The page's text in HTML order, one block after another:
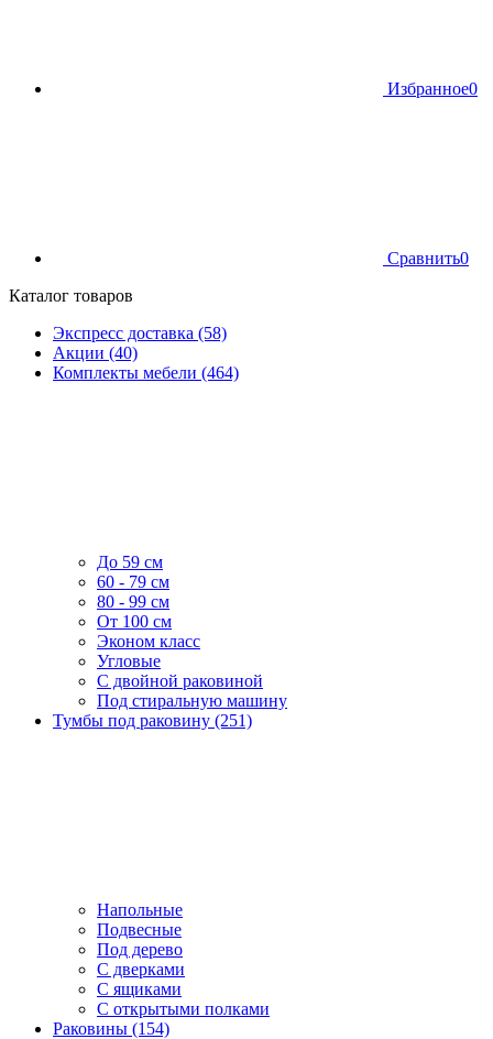
Избранное0
Сравнить0
Каталог товаров
Экспресс доставка (58)
Акции (40)
Комплекты мебели (464)
До 59 см
60 - 79 см
80 - 99 см
От 100 см
Эконом класс
Угловые
С двойной раковиной
Под стиральную машину
Тумбы под раковину (251)
Напольные
Подвесные
Под дерево
С дверками
С ящиками
С открытыми полками
Раковины (154)